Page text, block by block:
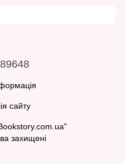
сайту
захищені